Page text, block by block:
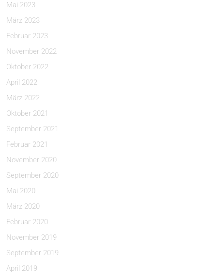
Mai 2023
März 2023
Februar 2023
November 2022
Oktober 2022
April 2022
März 2022
Oktober 2021
September 2021
Februar 2021
November 2020
September 2020
Mai 2020
März 2020
Februar 2020
November 2019
September 2019
April 2019